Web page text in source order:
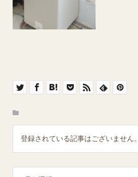
登録されている記事はございません。